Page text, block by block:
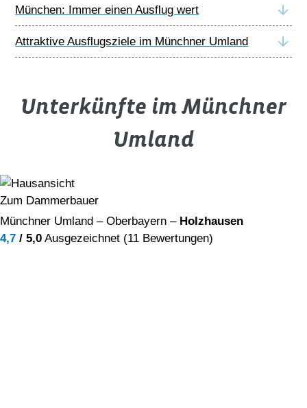
München: Immer einen Ausflug wert
Attraktive Ausflugsziele im Münchner Umland
Unterkünfte im Münchner
Umland
Zum Dammerbauer
Münchner Umland – Oberbayern – Holzhausen
4,7 / 5,0 Ausgezeichnet (11 Bewertungen)